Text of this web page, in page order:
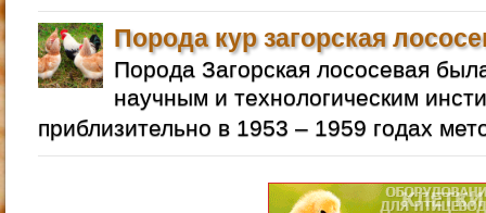
Порода кур загорская
Порода Загорская лососевая
научным и технологическим
приблизительно в 1953 – 1959 годах